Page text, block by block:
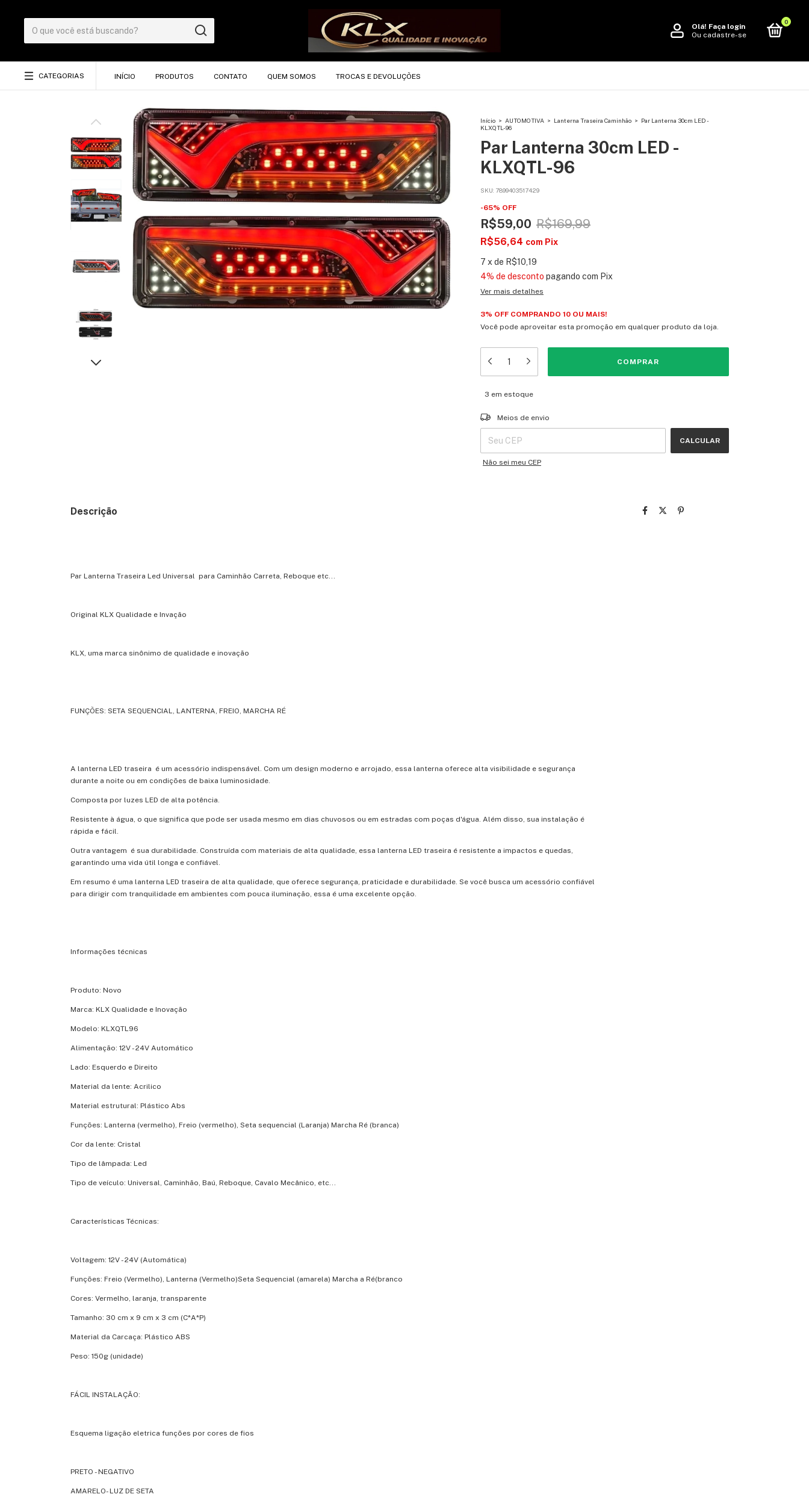
Olá! Faça login
Ou cadastre-se
0
CATEGORIAS INÍCIO PRODUTOS CONTATO QUEM SOMOS TROCAS E DEVOLUÇÕES
Início > AUTOMOTIVA > Lanterna Traseira Caminhão > Par Lanterna 30cm LED -
KLXQTL-96
Par Lanterna 30cm LED -
KLXQTL-96
SKU: 7899403517429
-65% OFF
R$59,00 R$169,99
R$56,64 com Pix
7 x de R$10,19
4% de desconto pagando com Pix
Ver mais detalhes
3% OFF COMPRANDO 10 OU MAIS!
Você pode aproveitar esta promoção em qualquer produto da loja.
3 em estoque
Entregas para o CEP:
Meios de envio
CALCULAR
Não sei meu CEP
Descrição
Par Lanterna Traseira Led Universal para Caminhão Carreta, Reboque etc...
Original KLX Qualidade e Invação
KLX, uma marca sinônimo de qualidade e inovação
FUNÇÕES: SETA SEQUENCIAL, LANTERNA, FREIO, MARCHA RÉ
A lanterna LED traseira é um acessório indispensável. Com um design moderno e arrojado, essa lanterna oferece alta visibilidade e segurança
durante a noite ou em condições de baixa luminosidade.
Composta por luzes LED de alta potência.
Resistente à água, o que significa que pode ser usada mesmo em dias chuvosos ou em estradas com poças d'água. Além disso, sua instalação é
rápida e fácil.
Outra vantagem é sua durabilidade. Construída com materiais de alta qualidade, essa lanterna LED traseira é resistente a impactos e quedas,
garantindo uma vida útil longa e confiável.
Em resumo é uma lanterna LED traseira de alta qualidade, que oferece segurança, praticidade e durabilidade. Se você busca um acessório confiável
para dirigir com tranquilidade em ambientes com pouca iluminação, essa é uma excelente opção.
Informações técnicas
Produto: Novo
Marca: KLX Qualidade e Inovação
Modelo: KLXQTL96
Alimentação: 12V - 24V Automático
Lado: Esquerdo e Direito
Material da lente: Acrilico
Material estrutural: Plástico Abs
Funções: Lanterna (vermelho), Freio (vermelho), Seta sequencial (Laranja) Marcha Ré (branca)
Cor da lente: Cristal
Tipo de lâmpada: Led
Tipo de veículo: Universal, Caminhão, Baú, Reboque, Cavalo Mecânico, etc...
Características Técnicas:
Voltagem: 12V - 24V (Automática)
Funções: Freio (Vermelho), Lanterna (Vermelho)Seta Sequencial (amarela) Marcha a Ré(branco
Cores: Vermelho, laranja, transparente
Tamanho: 30 cm x 9 cm x 3 cm (C*A*P)
Material da Carcaça: Plástico ABS
Peso: 150g (unidade)
FÁCIL INSTALAÇÃO:
Esquema ligação eletrica funções por cores de fios
PRETO - NEGATIVO
AMARELO- LUZ DE SETA